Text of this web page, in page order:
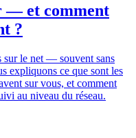
— et comment
?
sur le net — souvent sans
expliquons ce que sont les
sur vous, et comment
au niveau du réseau.